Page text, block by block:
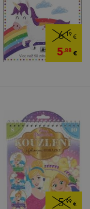
6,19 €
5,88€
5,99 €